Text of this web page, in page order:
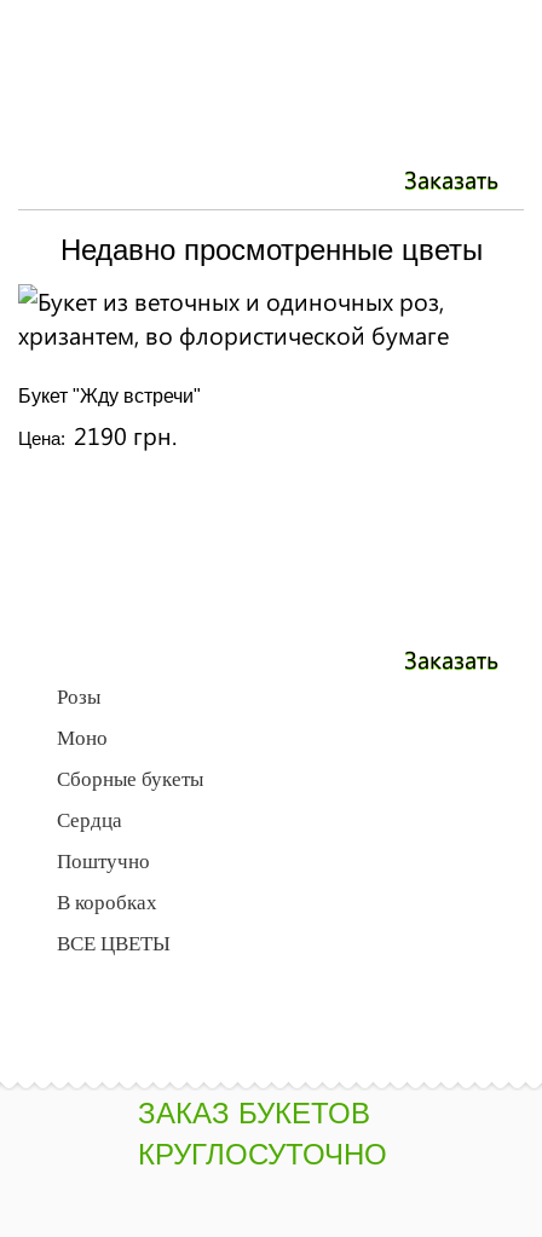
Заказать
Недавно просмотренные цветы
Букет "Жду встречи"
Цена: 2190 грн.
Заказать
Розы
Моно
Сборные букеты
Сердца
Поштучно
В коробках
ВСЕ ЦВЕТЫ
ЗАКАЗ БУКЕТОВ
КРУГЛОСУТОЧНО